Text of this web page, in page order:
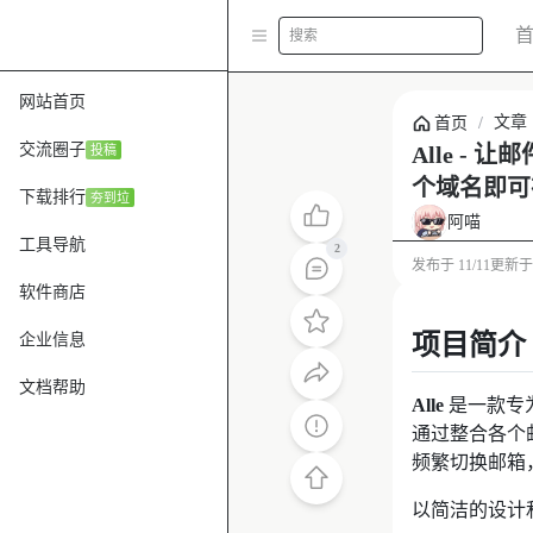
网站首页
交流圈子 投稿
下载排行 夯到垃
工具导航
软件商店
企业信息
文档帮助
搜索
首页 / 文章
Alle - 让邮
个域名即
阿喵
发布于 11/11 更新
2
项目简介
Alle 是一款专
通过整合各
频繁切换邮箱
以简洁的设计